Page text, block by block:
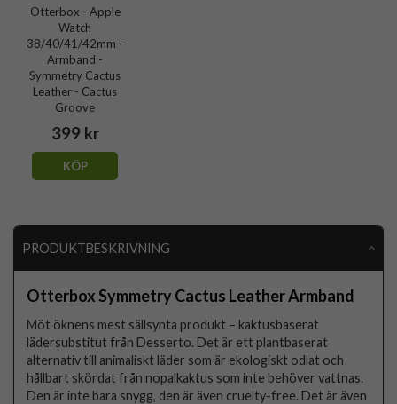
Otterbox - Apple
Watch
38/40/41/42mm -
Armband -
Symmetry Cactus
Leather - Cactus
Groove
399 kr
KÖP
PRODUKTBESKRIVNING
Otterbox Symmetry Cactus Leather Armband
Möt öknens mest sällsynta produkt – kaktusbaserat
lädersubstitut från Desserto. Det är ett plantbaserat
alternativ till animaliskt läder som är ekologiskt odlat och
hållbart skördat från nopalkaktus som inte behöver vattnas.
Den är inte bara snygg, den är även cruelty-free. Det är även